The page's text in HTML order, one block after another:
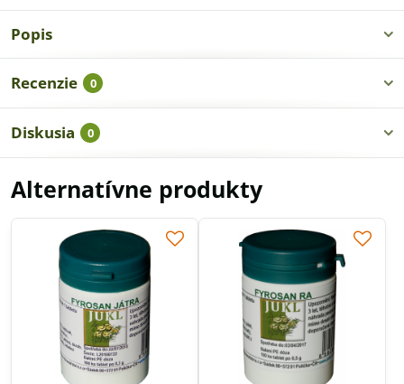
Popis
Recenzie 0
Diskusia 0
Alternatívne produkty